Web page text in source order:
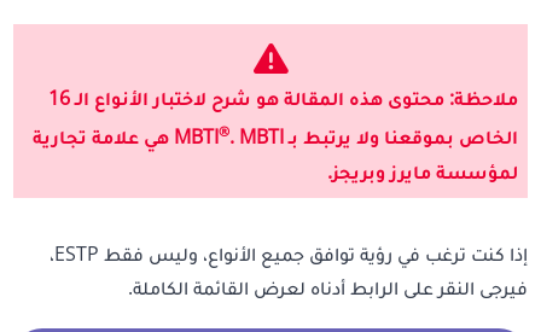
ملاحظة: محتوى هذه المقالة هو شرح لاختبار الأنواع الـ 16
الخاص بموقعنا ولا يرتبط بـ MBTI
®
. MBTI هي علامة تجارية
لمؤسسة مايرز وبريجز.
إذا كنت ترغب في رؤية توافق جميع الأنواع، وليس فقط ESTP،
فيرجى النقر على الرابط أدناه لعرض القائمة الكاملة.